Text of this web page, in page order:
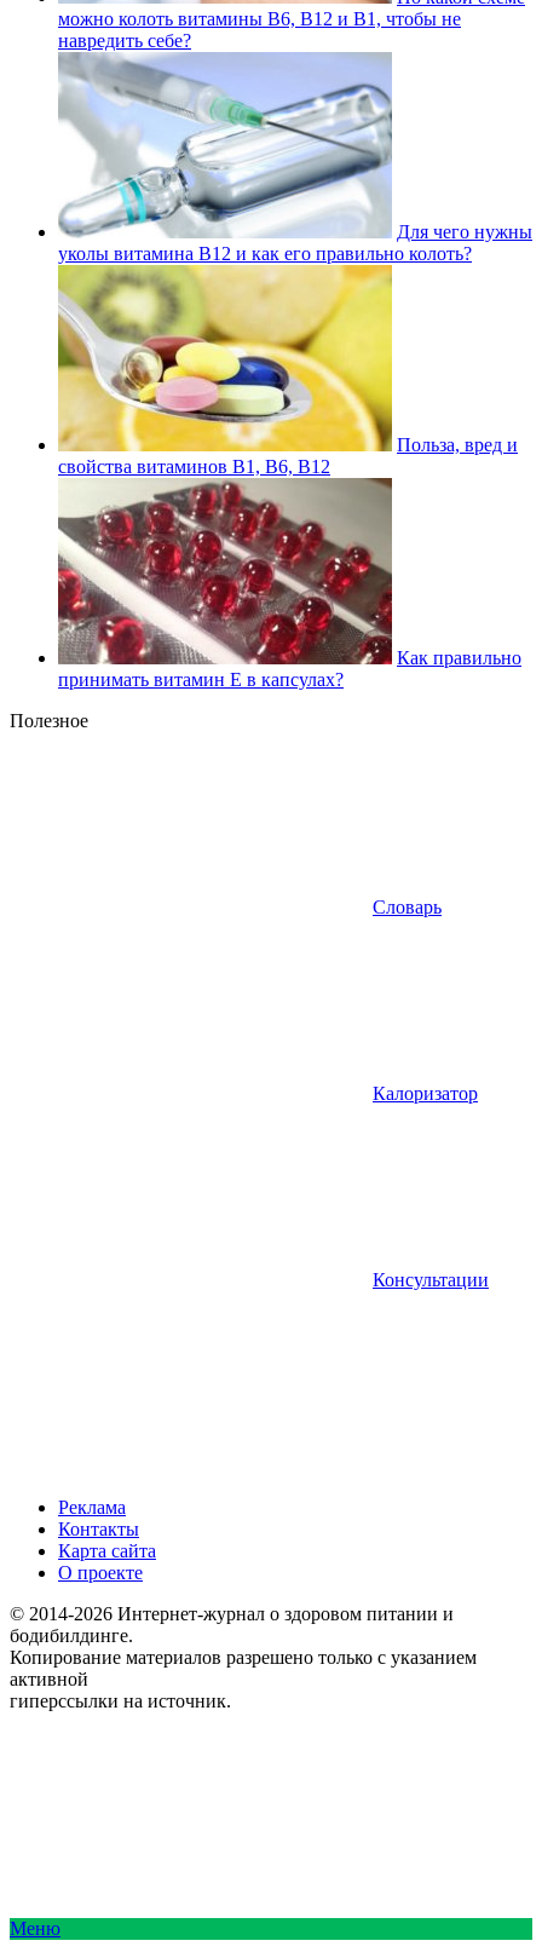
можно колоть витамины В6, В12 и В1, чтобы не
навредить себе?
Для чего нужны
уколы витамина В12 и как его правильно колоть?
Польза, вред и
свойства витаминов В1, В6, В12
Как правильно
принимать витамин Е в капсулах?
Полезное
Словарь
Калоризатор
Консультации
Реклама
Контакты
Карта сайта
О проекте
© 2014-2026 Интернет-журнал о здоровом питании и
бодибилдинге.
Копирование материалов разрешено только с указанием
активной
гиперссылки на источник.
Меню